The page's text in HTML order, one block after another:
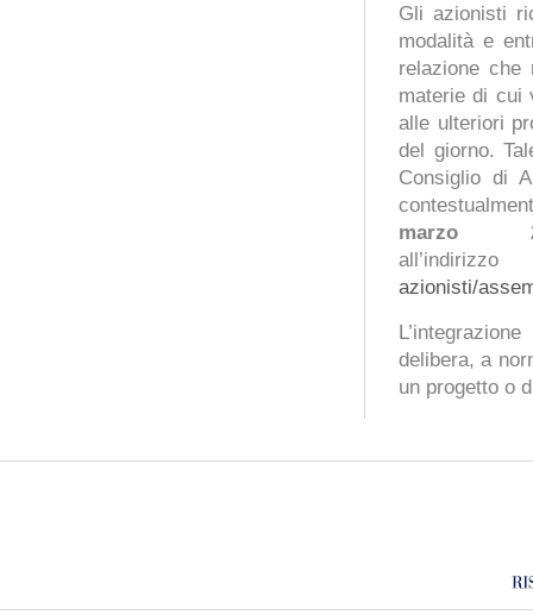
Gli azionisti
modalità e
relazione che
materie di cui
alle ulteriori
del giorno.
Consiglio di
marzo
azionisti/
delibera, a
un progetto o